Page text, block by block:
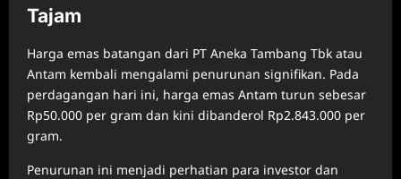
Tajam
Harga emas batangan dari PT Aneka Tambang Tbk atau
Antam kembali mengalami penurunan signifikan. Pada
perdagangan hari ini, harga emas Antam turun sebesar
Rp50.000 per gram dan kini dibanderol Rp2.843.000 per
gram.
Penurunan ini menjadi perhatian para investor dan